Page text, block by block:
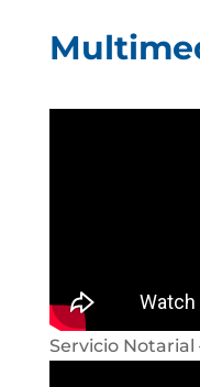
Servicio Notarial